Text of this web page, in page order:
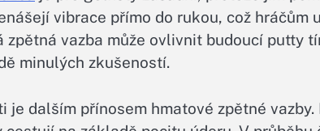
vibrace přímo do rukou, což hráčům
zpětná vazba může ovlivnit budoucí putty
minulých zkušeností.
je dalším přínosem hmatové zpětné